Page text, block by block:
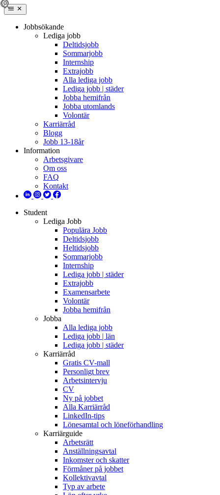
Jobbsökande
Lediga jobb
Deltidsjobb
Sommarjobb
Internship
Extrajobb
Alla lediga jobb
Lediga jobb | städer
Jobba hemifrån
Jobba utomlands
Volontär
Karriärråd
Blogg
Jobb 13-18år
Information
Arbetsgivare
Om oss
FAQ
Kontakt
Student
Lediga Jobb
Populära Jobb
Deltidsjobb
Heltidsjobb
Sommarjobb
Internship
Lediga jobb | städer
Extrajobb
Examensarbete
Volontär
Jobba hemifrån
Jobba
Alla lediga jobb
Lediga jobb | län
Lediga jobb | städer
Karriärråd
Gratis CV-mall
Personligt brev
Arbetsintervju
CV
Ny på jobbet
Alla Karriärråd
LinkedIn-tips
Lönesamtal och löneförhandling
Karriärguide
Arbetsrätt
Anställningsavtal
Inkomster och skatter
Förmåner på jobbet
Kollektivavtal
Typ av arbete